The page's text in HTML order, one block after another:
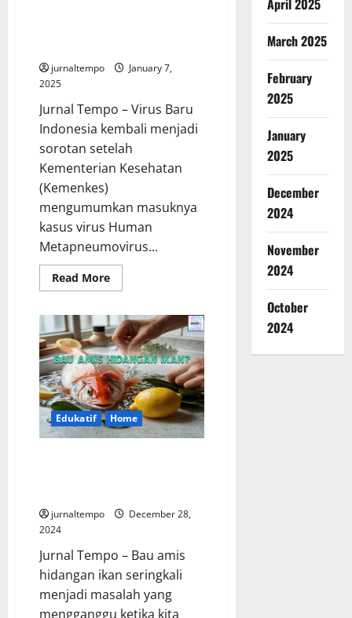
jurnaltempo
January 7,
2025
Jurnal Tempo – Virus Baru
Indonesia kembali menjadi
sorotan setelah
Kementerian Kesehatan
(Kemenkes)
mengumumkan masuknya
kasus virus Human
Metapneumovirus...
Read MoreRead
more
Baru
Indonesia:
Kenali
Gejala
HMPV
dan
Ciri-
Cirinya
Segera
Edukatif Home
jurnaltempo
December 28,
2024
Jurnal Tempo – Bau amis
hidangan ikan seringkali
menjadi masalah yang
mengganggu ketika kita
April 2025
March 2025
February
2025
January
2025
December
2024
November
2024
October
2024